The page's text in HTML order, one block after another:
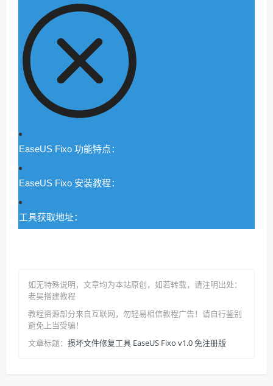
EaseUS Fixo 功能特点：
EaseUS Fixo 安装教程：
工具获取地址：
如无特殊说明，文章均为本站原创 ，如若转载，请注明出处：
老吴搭建教程
教程资源部分来自互联网，勿轻易相信教程广告！请自行鉴别
避免上当受骗！
文章标题： 损坏文件修复工具 EaseUS Fixo v1.0 免注册版